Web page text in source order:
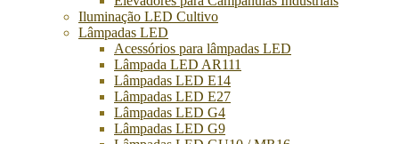
Iluminação LED Cultivo
Lâmpadas LED
Acessórios para lâmpadas LED
Lâmpada LED AR111
Lâmpadas LED E14
Lâmpadas LED E27
Lâmpadas LED G4
Lâmpadas LED G9